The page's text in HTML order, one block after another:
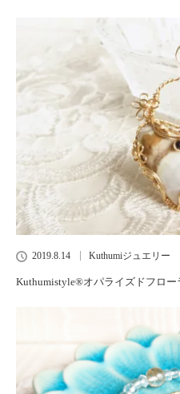
2019.8.14 Kuthumiジュエリー
Kuthumistyle®️オパライズドフロ